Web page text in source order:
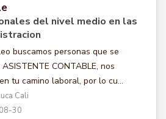
del nivel medio en las
buscamos personas que se
CONTABLE, nos
tu camino laboral, por lo cu...
Cali
30